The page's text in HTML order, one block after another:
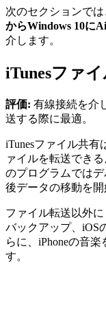
次のセクションで
からWindows 10に
介します。
iTunesファ
評価: 有線接続を介
送する際に最適。
iTunesファイル共有
ァイルを転送でき
のプログラムでは
後データの移動を開
ファイル転送以外に
バックアップ、iOS
らに、iPhoneの音
す。